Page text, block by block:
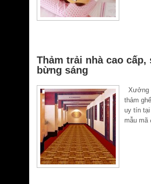
Thảm trải nhà cao
bừng sáng
Xưởng
thảm
uy tín tại
mẫu mã